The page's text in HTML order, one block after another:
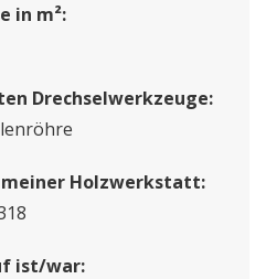
in m²:
Drechselwerkzeuge:
Holzwerkstatt:
ist/war: